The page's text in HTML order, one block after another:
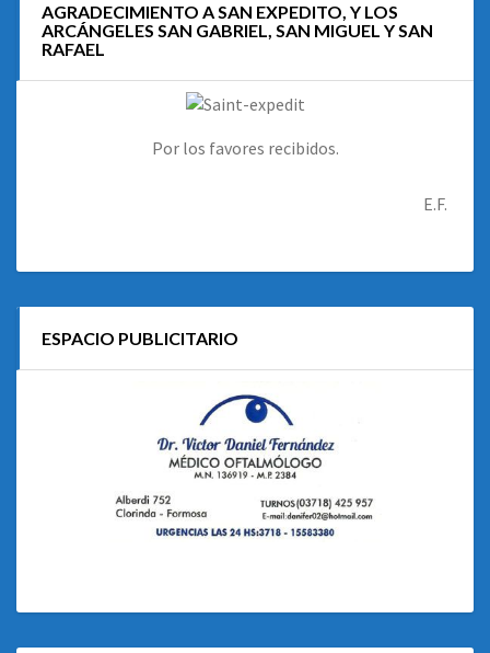
AGRADECIMIENTO A SAN EXPEDITO, Y LOS
ARCÁNGELES SAN GABRIEL, SAN MIGUEL Y SAN
RAFAEL
Por los favores recibidos.
E.F.
ESPACIO PUBLICITARIO